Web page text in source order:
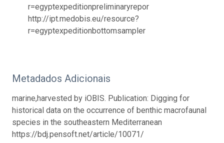
r=egyptexpeditionpreliminaryrepor
http://ipt.medobis.eu/resource?
r=egyptexpeditionbottomsampler
Metadados Adicionais
marine,harvested by iOBIS. Publication: Digging for
historical data on the occurrence of benthic macrofaunal
species in the southeastern Mediterranean
https://bdj.pensoft.net/article/10071/